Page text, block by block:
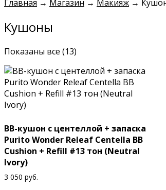
Главная → Магазин → Макияж →
Кушоны
Показаны все (13)
BB-кушон с центеллой + запаска
Purito Wonder Releaf Centella BB
Cushion + Refill #13 тон (Neutral
Ivory)
3 050 руб.